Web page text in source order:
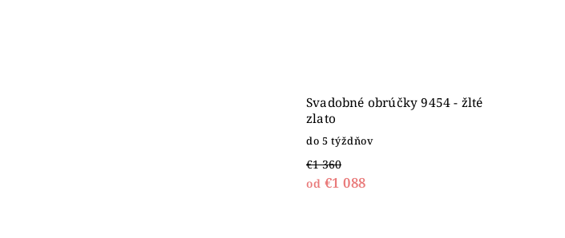
Svadobné obrúčky 9454 - žlté
zlato
do 5 týždňov
€1 360
od €1 088